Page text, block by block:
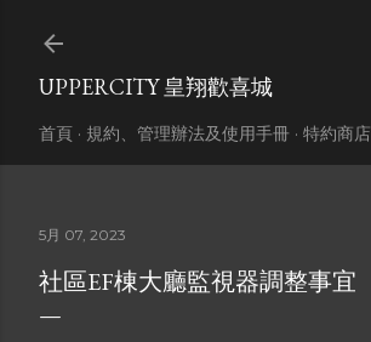
UPPERCITY 皇翔歡喜城
首頁 規約、管理辦法及使用手冊 特約商店
5月 07, 2023
社區EF棟大廳監視器調整事宜